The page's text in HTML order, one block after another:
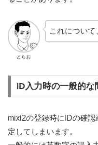
とらお
これについて
ID入力時の一般的な
mixi2の登録時にIDの確
定してしまいます。